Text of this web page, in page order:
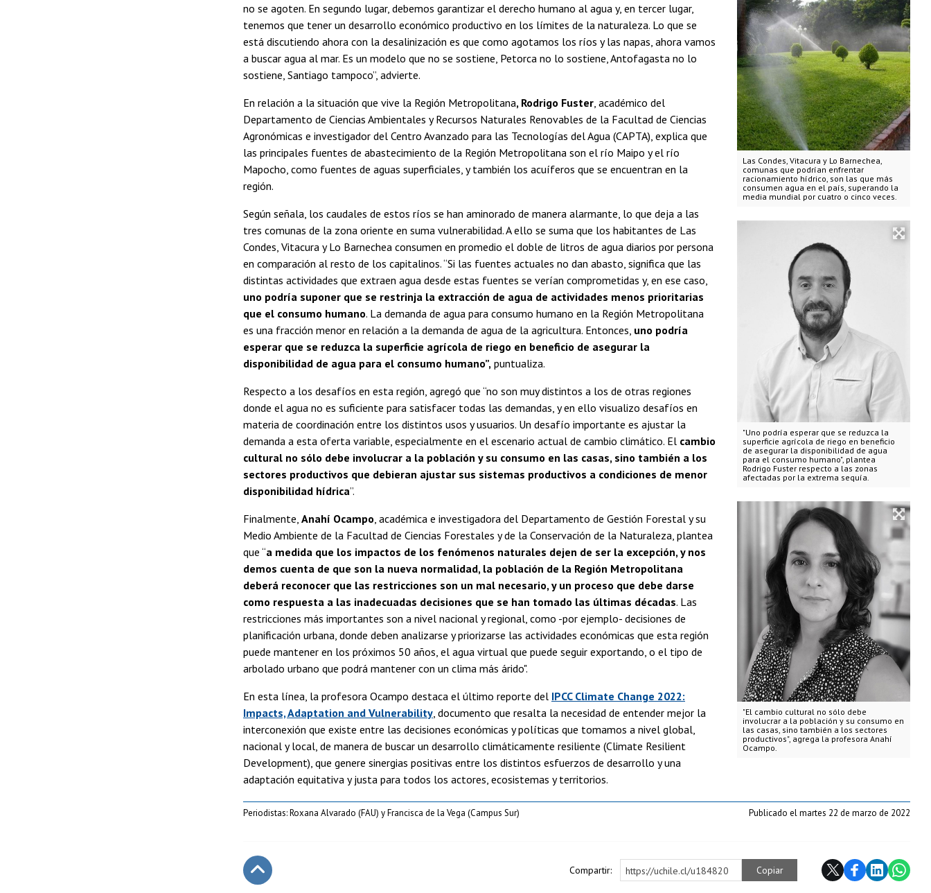
Las Condes, Vitacura y Lo Barnechea,
comunas que podrían enfrentar
racionamiento hídrico, son las que más
consumen agua en el país, superando la
media mundial por cuatro o cinco veces.
"Uno podría esperar que se reduzca la
superficie agrícola de riego en beneficio
de asegurar la disponibilidad de agua
para el consumo humano", plantea
Rodrigo Fuster respecto a las zonas
afectadas por la extrema sequía.
"El cambio cultural no sólo debe
involucrar a la población y su consumo en
las casas, sino también a los sectores
productivos", agrega la profesora Anahí
Ocampo.
no se agoten. En segundo lugar, debemos garantizar el derecho humano al agua y, en tercer lugar,
tenemos que tener un desarrollo económico productivo en los límites de la naturaleza. Lo que se
está discutiendo ahora con la desalinización es que como agotamos los ríos y las napas, ahora vamos
a buscar agua al mar. Es un modelo que no se sostiene, Petorca no lo sostiene, Antofagasta no lo
sostiene, Santiago tampoco”, advierte.
En relación a la situación que vive la Región Metropolitana, Rodrigo Fuster , académico del
Departamento de Ciencias Ambientales y Recursos Naturales Renovables de la Facultad de Ciencias
Agronómicas e investigador del Centro Avanzado para las Tecnologías del Agua (CAPTA), explica que
las principales fuentes de abastecimiento de la Región Metropolitana son el río Maipo y el río
Mapocho, como fuentes de aguas superficiales, y también los acuíferos que se encuentran en la
región.
Según señala, los caudales de estos ríos se han aminorado de manera alarmante, lo que deja a las
tres comunas de la zona oriente en suma vulnerabilidad. A ello se suma que los habitantes de Las
Condes, Vitacura y Lo Barnechea consumen en promedio el doble de litros de agua diarios por persona
en comparación al resto de los capitalinos. “Si las fuentes actuales no dan abasto, significa que las
distintas actividades que extraen agua desde estas fuentes se verían comprometidas y, en ese caso,
uno podría suponer que se restrinja la extracción de agua de actividades menos prioritarias
que el consumo humano. La demanda de agua para consumo humano en la Región Metropolitana
es una fracción menor en relación a la demanda de agua de la agricultura. Entonces, uno podría
esperar que se reduzca la superficie agrícola de riego en beneficio de asegurar la
disponibilidad de agua para el consumo humano”, puntualiza.
Respecto a los desafíos en esta región, agregó que “no son muy distintos a los de otras regiones
donde el agua no es suficiente para satisfacer todas las demandas, y en ello visualizo desafíos en
materia de coordinación entre los distintos usos y usuarios. Un desafío importante es ajustar la
demanda a esta oferta variable, especialmente en el escenario actual de cambio climático. El cambio
cultural no sólo debe involucrar a la población y su consumo en las casas, sino también a los
sectores productivos que debieran ajustar sus sistemas productivos a condiciones de menor
disponibilidad hídrica”.
Finalmente, Anahí Ocampo , académica e investigadora del Departamento de Gestión Forestal y su
Medio Ambiente de la Facultad de Ciencias Forestales y de la Conservación de la Naturaleza, plantea
que “a medida que los impactos de los fenómenos naturales dejen de ser la excepción, y nos
demos cuenta de que son la nueva normalidad, la población de la Región Metropolitana
deberá reconocer que las restricciones son un mal necesario, y un proceso que debe darse
como respuesta a las inadecuadas decisiones que se han tomado las últimas décadas. Las
restricciones más importantes son a nivel nacional y regional, como -por ejemplo- decisiones de
planificación urbana, donde deben analizarse y priorizarse las actividades económicas que esta región
puede mantener en los próximos 50 años, el agua virtual que puede seguir exportando, o el tipo de
arbolado urbano que podrá mantener con un clima más árido".
En esta línea, la profesora Ocampo destaca el último reporte del IPCC Climate Change 2022:
Impacts, Adaptation and Vulnerability , documento que resalta la necesidad de entender mejor la
interconexión que existe entre las decisiones económicas y políticas que tomamos a nivel global,
nacional y local, de manera de buscar un desarrollo climáticamente resiliente (Climate Resilient
Development), que genere sinergias positivas entre los distintos esfuerzos de desarrollo y una
adaptación equitativa y justa para todos los actores, ecosistemas y territorios.
Periodistas: Roxana Alvarado (FAU) y Francisca de la Vega (Campus Sur) Publicado el martes 22 de marzo de 2022
Compartir: https://uchile.cl/u184820 Copiar